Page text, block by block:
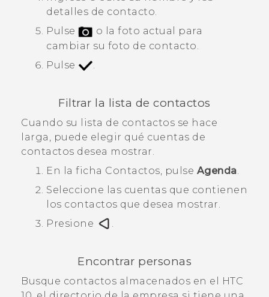
detalles de contacto.
Pulse
o la foto actual para
cambiar su foto de contacto.
Pulse
.
Filtrar la lista de contactos
Cuando su lista de contactos se hace
larga, puede elegir qué cuentas de
contactos desea mostrar.
En la ficha Contactos , pulse Agenda
Seleccione las cuentas que contienen
los contactos que desea mostrar.
Presione
Encontrar personas
Busque contactos almacenados en el
HTC